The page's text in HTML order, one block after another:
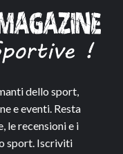
dello sport,
e eventi. Resta
le recensioni e i
sport. Iscriviti